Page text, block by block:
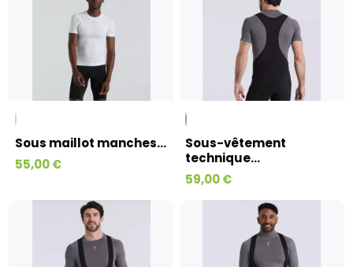
Sous maillot manches...
55,00 €
Sous-vêtement
technique...
59,00 €